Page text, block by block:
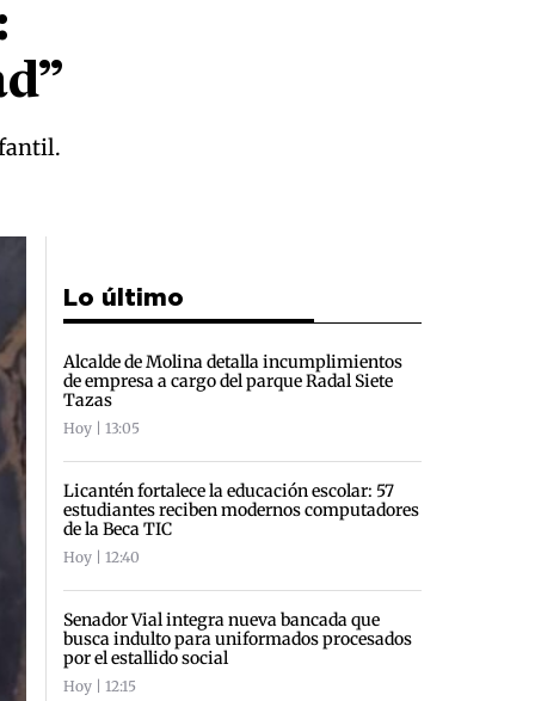
Lo último
Alcalde de Molina detalla incumplimientos
de empresa a cargo del parque Radal Siete
Tazas
Hoy | 13:05
Licantén fortalece la educación escolar: 57
estudiantes reciben modernos computadores
de la Beca TIC
Hoy | 12:40
Senador Vial integra nueva bancada que
busca indulto para uniformados procesados
por el estallido social
Hoy | 12:15